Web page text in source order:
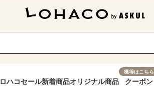
ロハコセール新着商品オリジナル商品
獲得はこちら
クーポン